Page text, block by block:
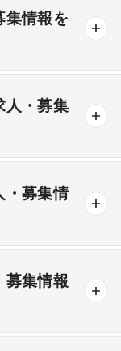
循環器内科
総合診療科
集情報を
人・募集
ブ制度あり
・募集情
募集情報